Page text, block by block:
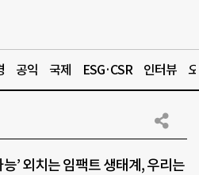
공익 국제 ESG·CSR 인터뷰
능’ 외치는 임팩트 생태계, 우리는